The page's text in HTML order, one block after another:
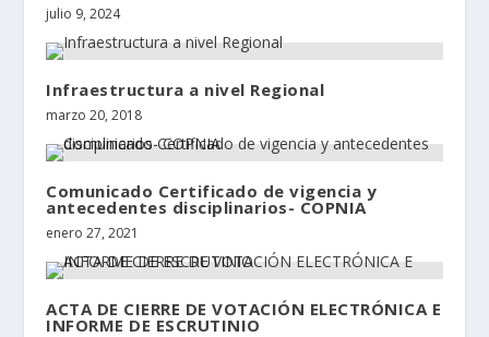
julio 9, 2024
Infraestructura a nivel Regional
marzo 20, 2018
Comunicado Certificado de vigencia y
antecedentes disciplinarios- COPNIA
enero 27, 2021
ACTA DE CIERRE DE VOTACIÓN ELECTRÓNICA E
INFORME DE ESCRUTINIO